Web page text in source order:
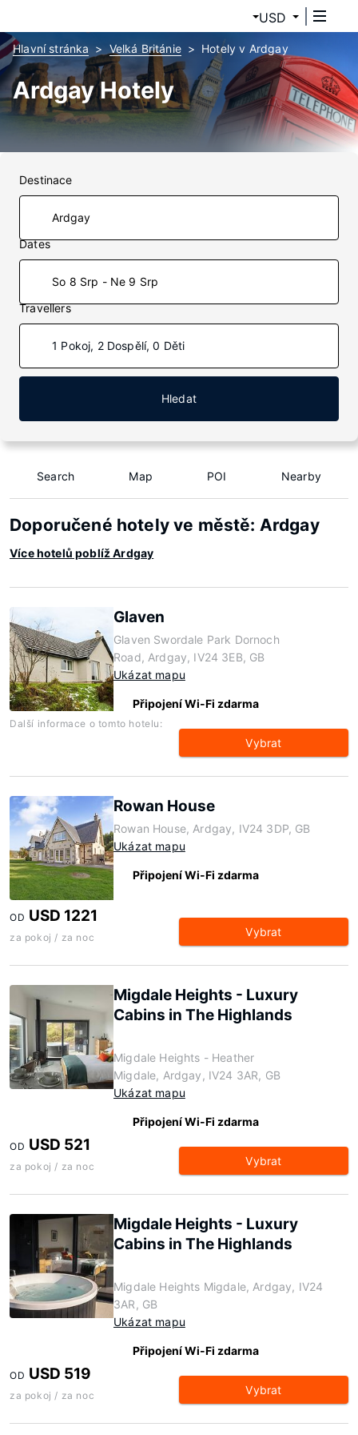
USD
Hlavní stránka Velká Británie Hotely v Ardgay
Ardgay Hotely
Destinace
Dates
So 8 Srp - Ne 9 Srp
Travellers
1 Pokoj, 2 Dospělí, 0 Děti
Hledat
Search Map POI Nearby
Doporučené hotely ve městě: Ardgay
Více hotelů poblíž Ardgay
Glaven
Glaven Swordale Park Dornoch
Road, Ardgay, IV24 3EB, GB
Ukázat mapu
Připojení Wi-Fi zdarma
Další informace o tomto hotelu:
Vybrat
Rowan House
Rowan House, Ardgay, IV24 3DP, GB
Ukázat mapu
Připojení Wi-Fi zdarma
OD USD 1221
za pokoj / za noc Vybrat
Migdale Heights - Luxury
Cabins in The Highlands
Migdale Heights - Heather
Migdale, Ardgay, IV24 3AR, GB
Ukázat mapu
Připojení Wi-Fi zdarma
OD USD 521
za pokoj / za noc Vybrat
Migdale Heights - Luxury
Cabins in The Highlands
Migdale Heights Migdale, Ardgay, IV24
3AR, GB
Ukázat mapu
Připojení Wi-Fi zdarma
OD USD 519
za pokoj / za noc Vybrat